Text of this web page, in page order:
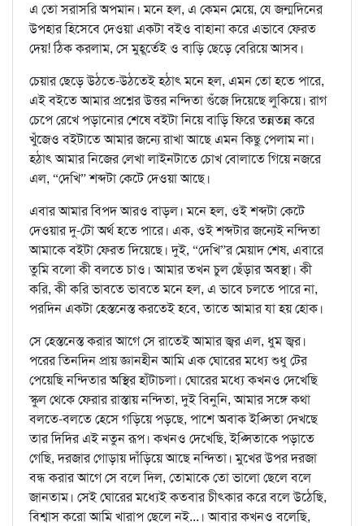
এ তো সরাসরি অপমান। মনে হল, এ কেমন মেয়ে, যে জন্মদিনের
উপহার হিসেবে দেওয়া একটা বইও বাহানা করে এভাবে ফেরত
দেয়! ঠিক করলাম, সে মুহূর্তেই ও বাড়ি ছেড়ে বেরিয়ে আসব।
চেয়ার ছেড়ে উঠতে-উঠতেই হঠাৎ মনে হল, এমন তো হতে পারে,
এই বইতে আমার প্রশ্নের উত্তর নন্দিতা গুঁজে দিয়েছে লুকিয়ে। রাগ
চেপে রেখে পড়ানোর শেষে বইটা নিয়ে বাড়ি ফিরে তন্নতন্ন করে
খুঁজেও বইটাতে আমার জন্যে রাখা আছে এমন কিছু পেলাম না।
হঠাৎ আমার নিজের লেখা লাইনটাতে চোখ বোলাতে গিয়ে নজরে
এল, “দেখি” শব্দটা কেটে দেওয়া আছে।
এবার আমার বিপদ আরও বাড়ল। মনে হল, ওই শব্দটা কেটে
দেওয়ার দু-টো অর্থ হতে পারে। এক, ওই শব্দটার জন্যেই নন্দিতা
আমাকে বইটা ফেরত দিয়েছে। দুই, “দেখি”র মেয়াদ শেষ, এবারে
তুমি বলো কী বলতে চাও। আমার তখন চুল ছেঁড়ার অবস্থা। কী
করি, কী করি ভাবতে ভাবতে মনে হল, এ ভাবে চলতে পারে না,
পরদিন একটা হেস্তনেস্ত করতেই হবে, তাতে আমার যা হয় হোক।
সে হেস্তনেস্ত করার আগে সে রাতেই আমার জ্বর এল, ধুম জ্বর।
পরের তিনদিন প্রায় জ্ঞানহীন আমি এক ঘোরের মধ্যে শুধু টের
পেয়েছি নন্দিতার অস্থির হাঁটাচলা। ঘোরের মধ্যে কখনও দেখেছি
স্কুল থেকে ফেরার রাস্তায় নন্দিতা, দুই বিনুনি, আমার সঙ্গে কথা
বলতে-বলতে হেসে গড়িয়ে পড়ছে, পাশে অবাক ইপ্সিতা দেখছে
তার দিদির এই নতুন রূপ। কখনও দেখেছি, ইপ্সিতাকে পড়াতে
গেছি, দরজার গোড়ায় দাঁড়িয়ে আছে নন্দিতা। মুখের উপর দরজা
বন্ধ করার আগে সে বলে দিল, তোমাকে তো ভালো ছেলে বলে
জানতাম। সেই ঘোরের মধ্যেই কতবার চীৎকার করে বলে উঠেছি,
বিশ্বাস করো আমি খারাপ ছেলে নই...। আবার কখনও বলেছি,